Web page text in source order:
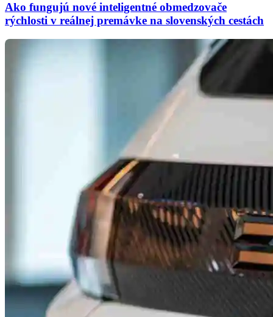
Ako fungujú nové inteligentné obmedzovače
rýchlosti v reálnej premávke na slovenských cestách